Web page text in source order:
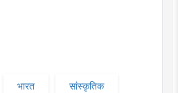
भारत सांस्कृतिक